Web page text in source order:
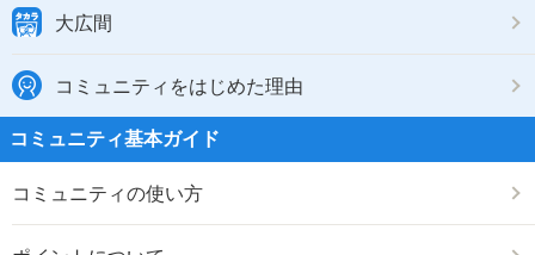
大広間
コミュニティをはじめた理由
コミュニティ基本ガイド
コミュニティの使い方